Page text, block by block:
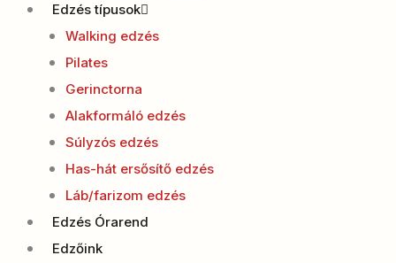
Edzés típusok
Walking edzés
Pilates
Gerinctorna
Alakformáló edzés
Súlyzós edzés
Has-hát ersősítő edzés
Láb/farizom edzés
Edzés Órarend
Edzőink